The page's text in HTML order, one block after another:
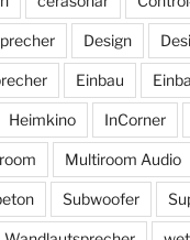
Design
Einbau
Heimkino InCorner
Multiroom Audio
Subwoofer